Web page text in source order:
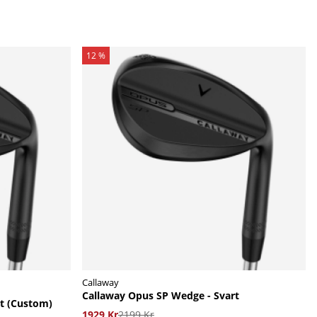
(Custom)
12 %
Callaway
Callaway Opus SP Wedge - Svart